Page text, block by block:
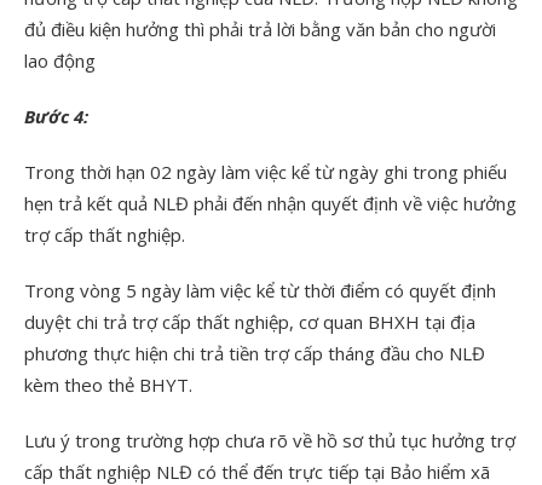
đủ điều kiện hưởng thì phải trả lời bằng văn bản cho người
lao động
Bước 4:
Trong thời hạn 02 ngày làm việc kể từ ngày ghi trong phiếu
hẹn trả kết quả NLĐ phải đến nhận quyết định về việc hưởng
trợ cấp thất nghiệp.
Trong vòng 5 ngày làm việc kể từ thời điểm có quyết định
duyệt chi trả trợ cấp thất nghiệp, cơ quan BHXH tại địa
phương thực hiện chi trả tiền trợ cấp tháng đầu cho NLĐ
kèm theo thẻ BHYT.
Lưu ý trong trường hợp chưa rõ về hồ sơ thủ tục hưởng trợ
cấp thất nghiệp NLĐ có thể đến trực tiếp tại Bảo hiểm xã